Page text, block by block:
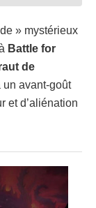
» mystérieux
Battle for
de
un avant-goût
et d’aliénation